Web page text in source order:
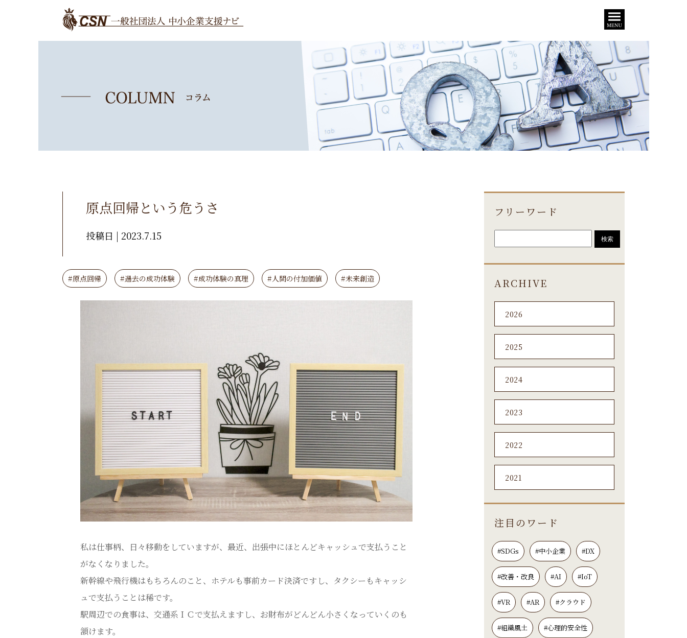
原点回帰という危うさ
投稿日 | 2023.7.15
#原点回帰 #過去の成功体験 #成功体験の真理 #人間の付加価値 #未来創造
私は仕事柄、日々移動をしていますが、最近、出張中にほとんどキャッシュで支払うこと
がなくなりました。
新幹線や飛行機はもちろんのこと、ホテルも事前カード決済ですし、タクシーもキャッシ
ュで支払うことは稀です。
駅周辺での食事は、交通系ＩＣで支払えますし、お財布がどんどん小さくなっていくのも
頷けます。
フリーワード
ARCHIVE
2026
2025
2024
2023
2022
2021
注目のワード
#SDGs #中小企業 #DX
#改善・改良 #AI #IoT
#VR #AR #クラウド
#組織風土 #心理的安全性